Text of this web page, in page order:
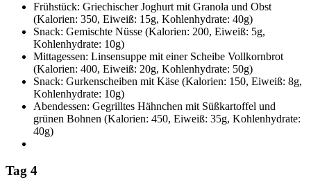
Frühstück: Griechischer Joghurt mit Granola und Obst
(Kalorien: 350, Eiweiß: 15g, Kohlenhydrate: 40g)
Snack: Gemischte Nüsse (Kalorien: 200, Eiweiß: 5g,
Kohlenhydrate: 10g)
Mittagessen: Linsensuppe mit einer Scheibe Vollkornbrot
(Kalorien: 400, Eiweiß: 20g, Kohlenhydrate: 50g)
Snack: Gurkenscheiben mit Käse (Kalorien: 150, Eiweiß: 8g,
Kohlenhydrate: 10g)
Abendessen: Gegrilltes Hähnchen mit Süßkartoffel und
grünen Bohnen (Kalorien: 450, Eiweiß: 35g, Kohlenhydrate:
40g)
Tag 4